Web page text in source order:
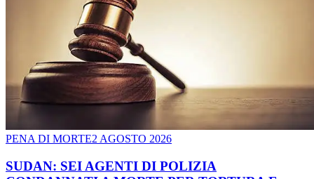
PENA DI MORTE2 AGOSTO 2026
SUDAN: SEI AGENTI DI POLIZIA